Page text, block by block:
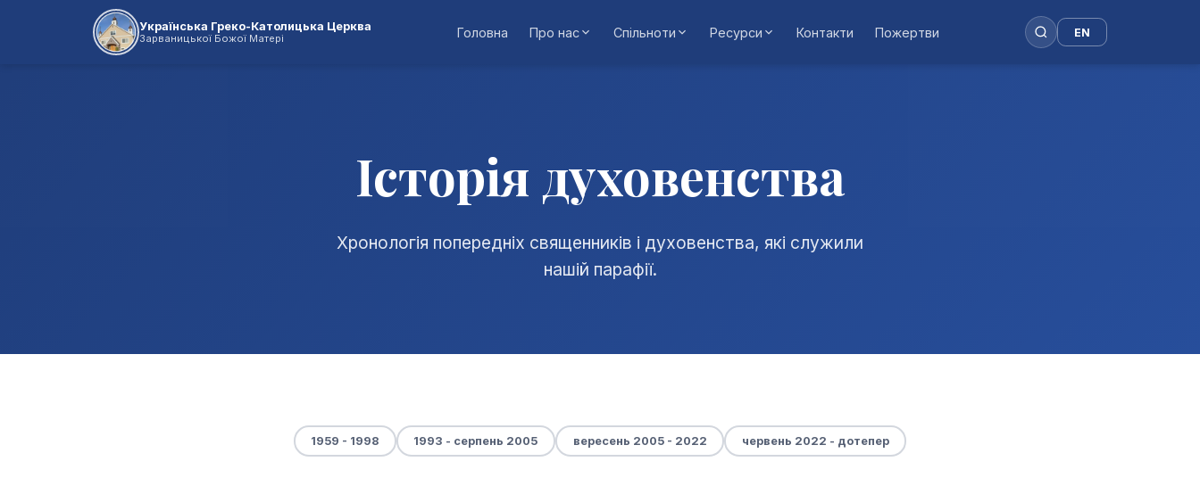
Українська Греко-Католицька Церква
Зарваницької Божої Матері Головна Про нас Спільноти Ресурси Контакти Пожертви EN
Історія духовенства
Хронологія попередніх священників і духовенства, які служили
нашій парафії.
1959 - 1998 1993 - серпень 2005 вересень 2005 - 2022 червень 2022 - дотепер